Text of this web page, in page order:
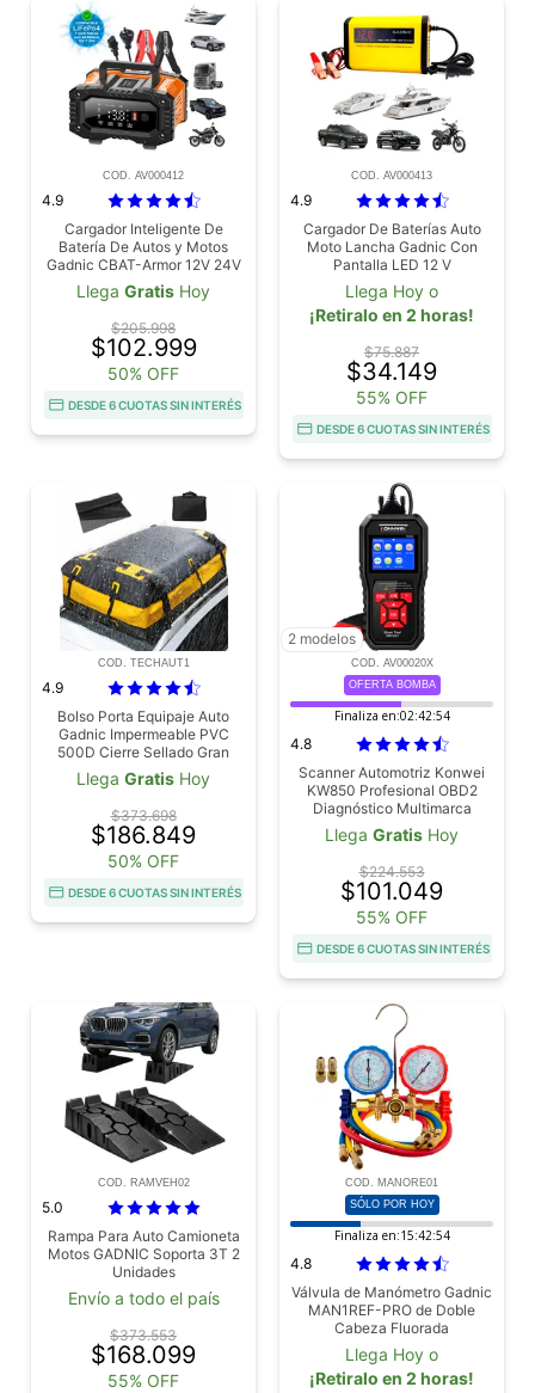
COD. AV000412
4.9
Cargador Inteligente De
Batería De Autos y Motos
Gadnic CBAT-Armor 12V 24V
Mantenedor Portátil Apto Gel
Acido LiFePo4
Llega Gratis Hoy
$205.998
$102.999
50% OFF
DESDE 6 CUOTAS SIN INTERÉS
COD. AV000413
4.9
Cargador De Baterías Auto
Moto Lancha Gadnic Con
Pantalla LED 12 V
Llega Hoy o
¡Retiralo en 2 horas!
$75.887
$34.149
55% OFF
DESDE 6 CUOTAS SIN INTERÉS
COD. TECHAUT1
4.9
Bolso Porta Equipaje Auto
Gadnic Impermeable PVC
500D Cierre Sellado Gran
Capacidad XL
Llega Gratis Hoy
$373.698
$186.849
50% OFF
DESDE 6 CUOTAS SIN INTERÉS
2 modelos
COD. AV00020X
OFERTA BOMBA
Finaliza en:02:42:53
4.8
Scanner Automotriz Konwei
KW850 Profesional OBD2
Diagnóstico Multimarca
Llega Gratis Hoy
$224.553
$101.049
55% OFF
DESDE 6 CUOTAS SIN INTERÉS
COD. RAMVEH02
5.0
Rampa Para Auto Camioneta
Motos GADNIC Soporta 3T 2
Unidades
Envío a todo el país
$373.553
$168.099
55% OFF
COD. MANORE01
SÓLO POR HOY
Finaliza en:15:42:53
4.8
Válvula de Manómetro Gadnic
MAN1REF-PRO de Doble
Cabeza Fluorada
Llega Hoy o
¡Retiralo en 2 horas!